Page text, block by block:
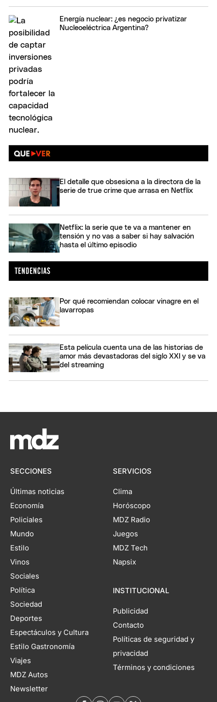
Energía nuclear: ¿es negocio privatizar
Nucleoeléctrica Argentina?
El detalle que obsesiona a la directora de la
serie de true crime que arrasa en Netflix
Netflix: la serie que te va a mantener en
tensión y no vas a saber si hay salvación
hasta el último episodio
Por qué recomiendan colocar vinagre en el
lavarropas
Esta película cuenta una de las historias de
amor más devastadoras del siglo XXI y se va
del streaming
SECCIONES
Últimas noticias
Economía
Policiales
Mundo
Estilo
Vinos
Sociales
Política
Sociedad
Deportes
Espectáculos y Cultura
Estilo Gastronomía
Viajes
MDZ Autos
Newsletter
SERVICIOS
Clima
Horóscopo
MDZ Radio
Juegos
MDZ Tech
Napsix
INSTITUCIONAL
Publicidad
Contacto
Políticas de seguridad y
privacidad
Términos y condiciones